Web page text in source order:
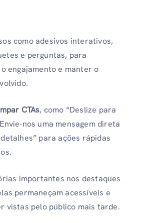
como adesivos interativos,
e perguntas, para
engajamento e manter o
CTAs, como “Deslize para
nos uma mensagem direta
para ações rápidas
importantes nos destaques
permaneçam acessíveis e
vistas pelo público mais tarde.